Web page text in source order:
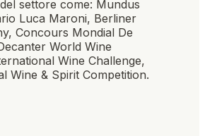
settore come: Mundus
Luca Maroni, Berliner
Concours Mondial De
World Wine
Wine Challenge,
Wine & Spirit Competition.